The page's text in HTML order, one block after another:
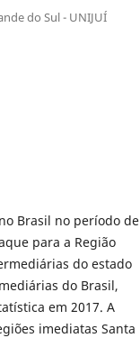
do Sul - UNIJUÍ
Brasil no período de
para a Região
do estado
do Brasil,
em 2017. A
imediatas Santa